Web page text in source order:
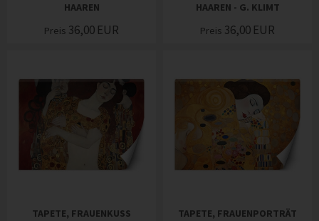
HAAREN
Preis 36,00 EUR
HAAREN - G. KLIMT
Preis 36,00 EUR
TAPETE, FRAUENKUSS
TAPETE, FRAUENPORTRÄT